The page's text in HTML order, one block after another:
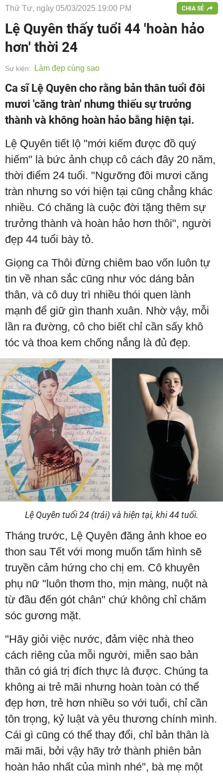
Thứ Tư, ngày 05/03/2025 19:00 PM CHIA SẺ
Lệ Quyên thấy tuổi 44 'hoàn hảo
hơn' thời 24
Sự kiện: Làm đẹp cùng sao
Ca sĩ Lệ Quyên cho rằng bản thân tuổi đôi
mươi 'căng tràn' nhưng thiếu sự trưởng
thành và không hoàn hảo bằng hiện tại.
Lệ Quyên tiết lộ "mới kiếm được đồ quý
hiếm" là bức ảnh chụp cô cách đây 20 năm,
thời điểm 24 tuổi. "Ngưỡng đôi mươi căng
tràn nhưng so với hiện tại cũng chẳng khác
nhiều. Có chăng là cuộc đời tặng thêm sự
trưởng thành và hoàn hảo hơn thôi", người
đẹp 44 tuổi bày tỏ.
Giọng ca Thôi đừng chiêm bao vốn luôn tự
tin về nhan sắc cũng như vóc dáng bản
thân, và cô duy trì nhiều thói quen lành
mạnh để giữ gìn thanh xuân. Nhờ vậy, mỗi
lần ra đường, cô cho biết chỉ cần sấy khô
tóc và thoa kem chống nắng là đủ đẹp.
Lệ Quyên tuổi 24 (trái) và hiện tại, khi 44 tuổi.
Tháng trước, Lệ Quyên đăng ảnh khoe eo
thon sau Tết với mong muốn tấm hình sẽ
truyền cảm hứng cho chị em. Cô khuyên
phụ nữ "luôn thơm tho, mịn màng, nuột nà
từ đầu đến gót chân" chứ không chỉ chăm
sóc gương mặt.
"Hãy giỏi việc nước, đảm việc nhà theo
cách riêng của mỗi người, miễn sao bản
thân có giá trị đích thực là được. Chúng ta
không ai trẻ mãi nhưng hoàn toàn có thể
đẹp hơn, trẻ hơn nhiều so với tuổi, chỉ cần
tôn trọng, kỷ luật và yêu thương chính mình.
Cái gì cũng có thể thay đổi, chỉ bản thân là
mãi mãi, bởi vậy hãy trở thành phiên bản
hoàn hảo nhất của mình nhé", bà mẹ một